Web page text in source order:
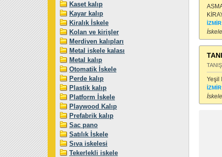
İZMİR
Yeşil
İZMİR
Kaset kalıp
Kayar kalıp
Kiralık İskele
Kolan ve kirişler
Merdiven kalıpları
Metal iskele kalası
Metal kalıp
Otomatik İskele
Perde kalıp
Plastik kalıp
Platform İskele
Playwood Kalıp
Prefabrik kalıp
Sac pano
Satılık İskele
Sıva iskelesi
Tekerlekli iskele